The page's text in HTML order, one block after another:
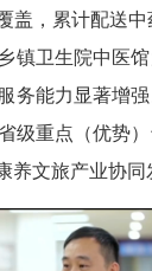
，累计配送
镇卫生院中医
务能力显著增
级重点（优势
文旅产业协同